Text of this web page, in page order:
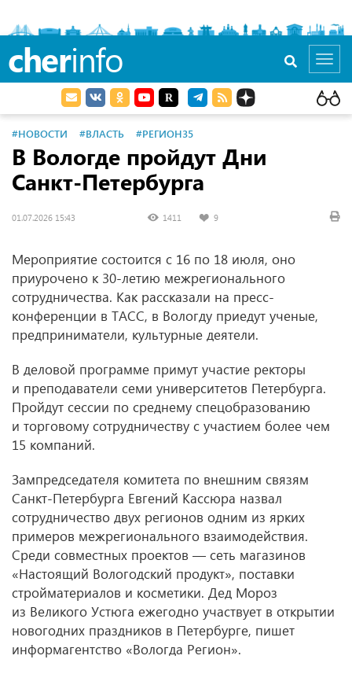
cherinfo
#НОВОСТИ #ВЛАСТЬ #РЕГИОН35
В Вологде пройдут Дни
Санкт-Петербурга
01.07.2026 15:43 1411 9
Мероприятие состоится с 16 по 18 июля, оно
приурочено к 30-летию межрегионального
сотрудничества. Как рассказали на пресс-
конференции в ТАСС, в Вологду приедут ученые,
предприниматели, культурные деятели.
В деловой программе примут участие ректоры
и преподаватели семи университетов Петербурга.
Пройдут сессии по среднему спецобразованию
и торговому сотрудничеству с участием более чем
15 компаний.
Зампредседателя комитета по внешним связям
Санкт-Петербурга Евгений Кассюра назвал
сотрудничество двух регионов одним из ярких
примеров межрегионального взаимодействия.
Среди совместных проектов — сеть магазинов
«Настоящий Вологодский продукт», поставки
стройматериалов и косметики. Дед Мороз
из Великого Устюга ежегодно участвует в открытии
новогодних праздников в Петербурге, пишет
информагентство «Вологда Регион».